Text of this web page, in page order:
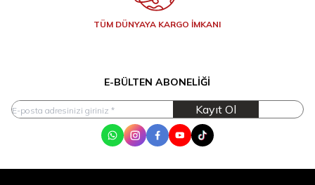
TÜM DÜNYAYA KARGO İMKANI
E-BÜLTEN ABONELIĞI
Kayıt Ol
WhatsApp
InstagramFacebook
YoutubeTik Tok